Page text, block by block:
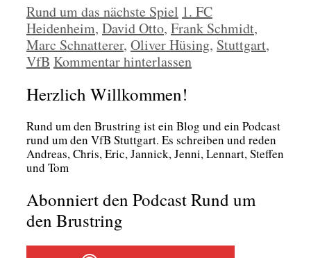
Kategorien
Rund um das nächste Spiel Schlagwörter
1. FC
Heidenheim, David Otto, Frank Schmidt,
Marc Schnatterer, Oliver Hüsing, Stuttgart,
VfB Kommentar hinterlassen
Herzlich Willkommen!
Rund um den Brust­ring ist ein Blog und ein Pod­cast
rund um den VfB Stutt­gart. Es schrei­ben und reden
Andre­as, Chris, Eric, Jan­nick, Jen­ni, Lenn­art, Stef­fen
und Tom
Abonniert den Podcast Rund um
den Brustring